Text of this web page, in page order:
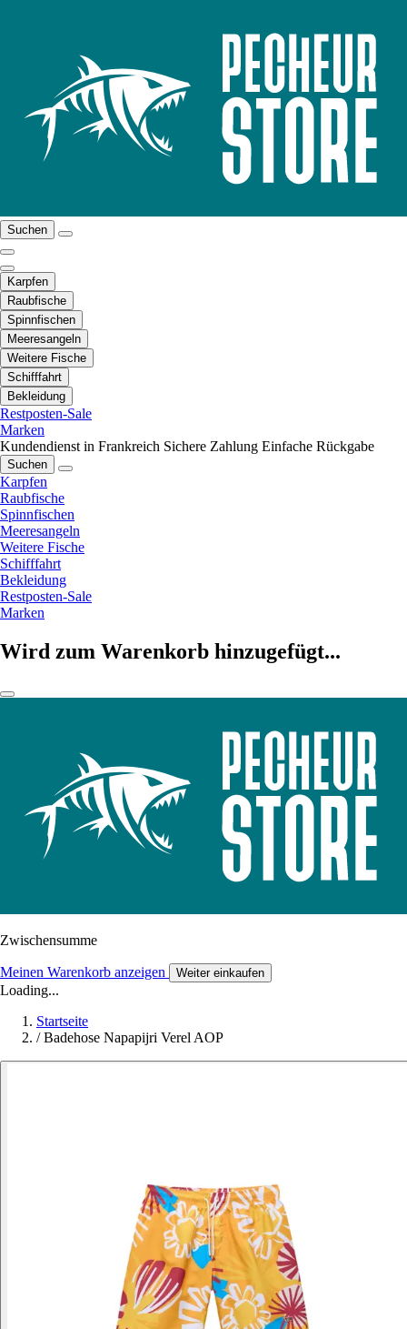
Suchen
Karpfen
Raubfische
Spinnfischen
Meeresangeln
Weitere Fische
Schifffahrt
Bekleidung
Restposten-Sale
Marken
Kundendienst in Frankreich Sichere Zahlung Einfache Rückgabe
Suchen
Karpfen
Raubfische
Spinnfischen
Meeresangeln
Weitere Fische
Schifffahrt
Bekleidung
Restposten-Sale
Marken
Wird zum Warenkorb hinzugefügt...
Zwischensumme
Meinen Warenkorb anzeigen Weiter einkaufen
Loading...
Startseite
/ Badehose Napapijri Verel AOP